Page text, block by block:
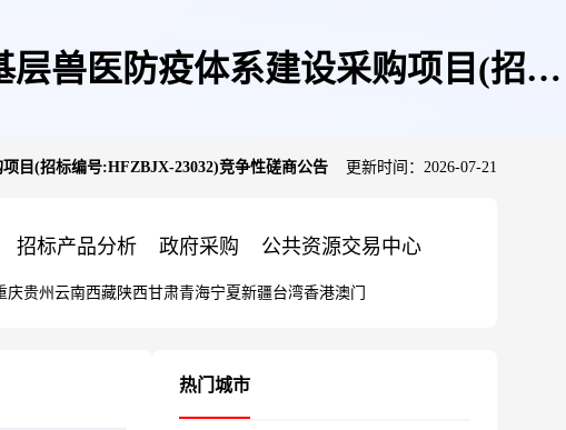
兽医防疫体系建设采购项目(招标
目(招标编号:HFZBJX-23032)竞争性磋商公告 更新时间：2026-07-21
招标产品分析 政府采购 公共资源交易中心
庆贵州 云南西藏陕西甘肃青海宁夏新疆台湾香港澳门
热门城市